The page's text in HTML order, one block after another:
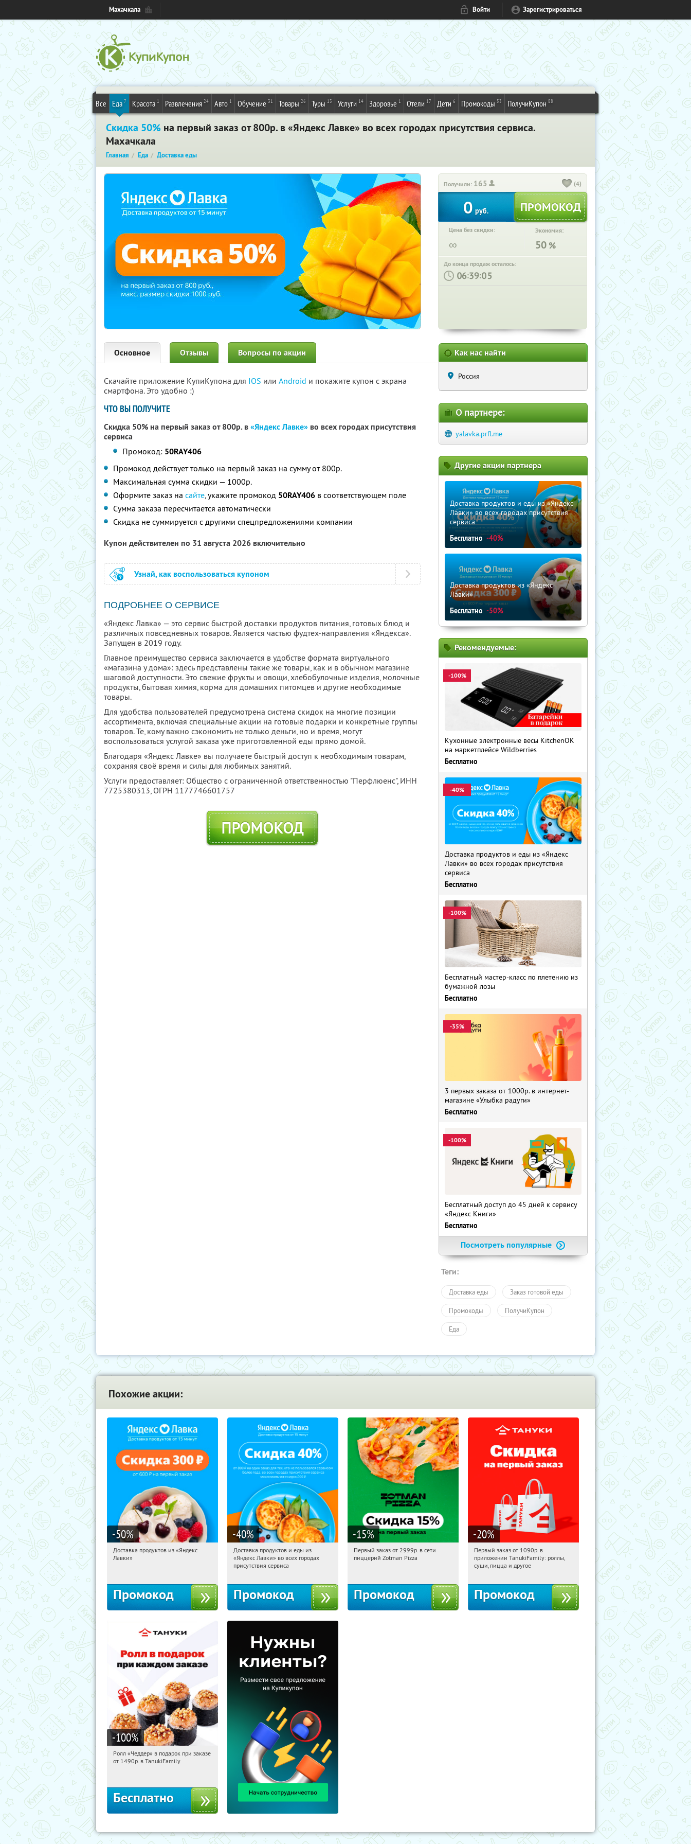
Махачкала Войти Зарегистрироваться
Все Еда 7 Красота 1 Развлечения 24 Авто 1 Обучение 31 Товары 26 Туры 13 Услуги 14 Здоровье 1 Отели 17 Дети 6 Промокоды 53 ПолучиКупон 88
Скидка 50% на первый заказ от 800р. в «Яндекс Лавке» во всех городах присутствия сервиса.
Махачкала
Главная Еда Доставка еды
Получили: 165 (4)
0 руб.
Цена без скидки:
∞
Экономия:
50 %
До конца продаж осталось:
: :
Основное Отзывы Вопросы по акции
Скачайте приложение КупиКупона для IOS или Android и покажите купон с экрана
смартфона. Это удобно :)
ЧТО ВЫ ПОЛУЧИТЕ
Скидка 50% на первый заказ от 800р. в«Яндекс Лавке» во всех городах присутствия
сервиса
Промокод: 50RAY406
Промокод действует только на первый заказ на сумму от 800р.
Максимальная сумма скидки — 1000р.
Оформите заказ на сайте, укажите промокод 50RAY406 в соответствующем поле
Сумма заказа пересчитается автоматически
Скидка не суммируется с другими спецпредложениями компании
Купон действителен по 31 августа 2026 включительно
Узнай, как воспользоваться купоном
ПОДРОБНЕЕ О СЕРВИСЕ
«Яндекс Лавка» — это сервис быстрой доставки продуктов питания, готовых блюд и
различных повседневных товаров. Является частью фудтех-направления «Яндекса».
Запущен в 2019 году.
Главное преимущество сервиса заключается в удобстве формата виртуального
«магазина у дома»: здесь представлены такие же товары, как и в обычном магазине
шаговой доступности. Это свежие фрукты и овощи, хлебобулочные изделия, молочные
продукты, бытовая химия, корма для домашних питомцев и другие необходимые
товары.
Для удобства пользователей предусмотрена система скидок на многие позиции
ассортимента, включая специальные акции на готовые подарки и конкретные группы
товаров. Те, кому важно сэкономить не только деньги, но и время, могут
воспользоваться услугой заказа уже приготовленной еды прямо домой.
Благодаря «Яндекс Лавке» вы получаете быстрый доступ к необходимым товарам,
сохраняя своё время и силы для любимых занятий.
Услуги предоставляет: Общество с ограниченной ответственностью "Перфлюенс", ИНН
7725380313, ОГРН 1177746601757
ПРОМОКОД
Как нас найти
Россия
О партнере:
yalavka.prfl.me
Другие акции партнера
Доставка продуктов и еды из «Яндекс
Лавки» во всех городах присутствия
сервиса
Бесплатно -40%
Доставка продуктов из «Яндекс
Лавки»
Бесплатно -50%
Рекомендуемые:
-100%
Кухонные электронные весы KitchenOK
на маркетплейсе Wildberries
Бесплатно
-40%
Доставка продуктов и еды из «Яндекс
Лавки» во всех городах присутствия
сервиса
Бесплатно
-100%
Бесплатный мастер-класс по плетению из
бумажной лозы
Бесплатно
-35%
3 первых заказа от 1000р. в интернет-
магазине «Улыбка радуги»
Бесплатно
-100%
Бесплатный доступ до 45 дней к сервису
«Яндекс Книги»
Бесплатно
Посмотреть популярные
Теги:
Доставка еды Заказ готовой еды
Промокоды ПолучиКупон
Еда
Похожие акции:
-50%
09:36:09 Получили:
Доставка продуктов из «Яндекс
Лавки»
Промокод
-40%
09:36:09 Получили:
Россия
Доставка продуктов и еды из
«Яндекс Лавки» во всех городах
присутствия сервиса
Промокод
-15%
09:36:09 Получили:
Первый заказ от 2999р. в сети
пиццерий Zotman Pizza
Промокод
-20%
09:36:09 Получили:
Россия
Первый заказ от 1090р. в
приложении TanukiFamily: роллы,
суши, пицца и другое
Промокод
-100%
09:36:09 Получили:108
Ролл «Чеддер» в подарок при заказе
от 1490р. в TanukiFamily
Бесплатно